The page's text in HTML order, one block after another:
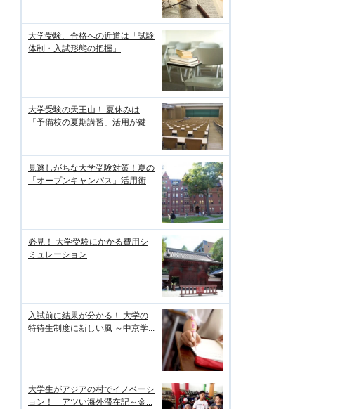
大学受験、合格への近道は「試験
体制・入試形態の把握」
大学受験の天王山！ 夏休みは
「予備校の夏期講習」活用が鍵
見逃しがちな大学受験対策！夏の
「オープンキャンパス」活用術
必見！ 大学受験にかかる費用シ
ミュレーション
入試前に結果が分かる！ 大学の
特待生制度に新しい風 ～中京学...
大学生がアジアの村でイノベーシ
ョン！ アツい海外滞在記～金...